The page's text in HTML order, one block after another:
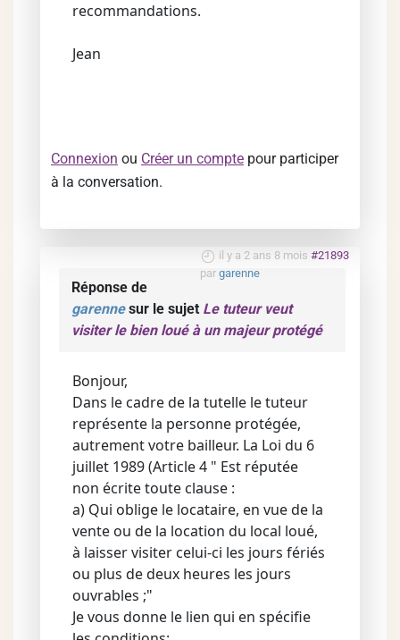
recommandations.
Jean
Connexion ou Créer un compte pour participer
à la conversation.
il y a 2 ans 8 mois #21893
par garenne
Réponse de
garennesur le sujet Le tuteur veut
visiter le bien loué à un majeur protégé
Bonjour,
Dans le cadre de la tutelle le tuteur
représente la personne protégée,
autrement votre bailleur. La Loi du 6
juillet 1989 (Article 4 " Est réputée
non écrite toute clause :
a) Qui oblige le locataire, en vue de la
vente ou de la location du local loué,
à laisser visiter celui-ci les jours fériés
ou plus de deux heures les jours
ouvrables ;"
Je vous donne le lien qui en spécifie